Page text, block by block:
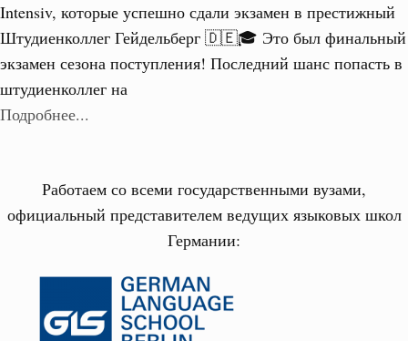
Intensiv, которые успешно сдали экзамен в престижный
Штудиенколлег Гейдельберг 🇩🇪🎓 Это был финальный
экзамен сезона поступления! Последний шанс попасть в
штудиенколлег на
Подробнее...
Работаем со всеми государственными вузами,
официальный представителем ведущих языковых школ
Германии: